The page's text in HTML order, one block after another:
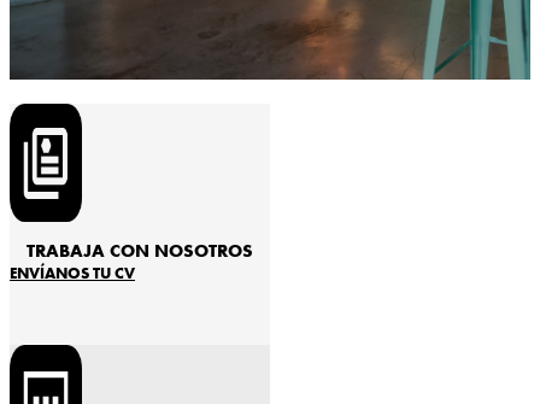
TRABAJA CON NOSOTROS
ENVÍANOS TU CV